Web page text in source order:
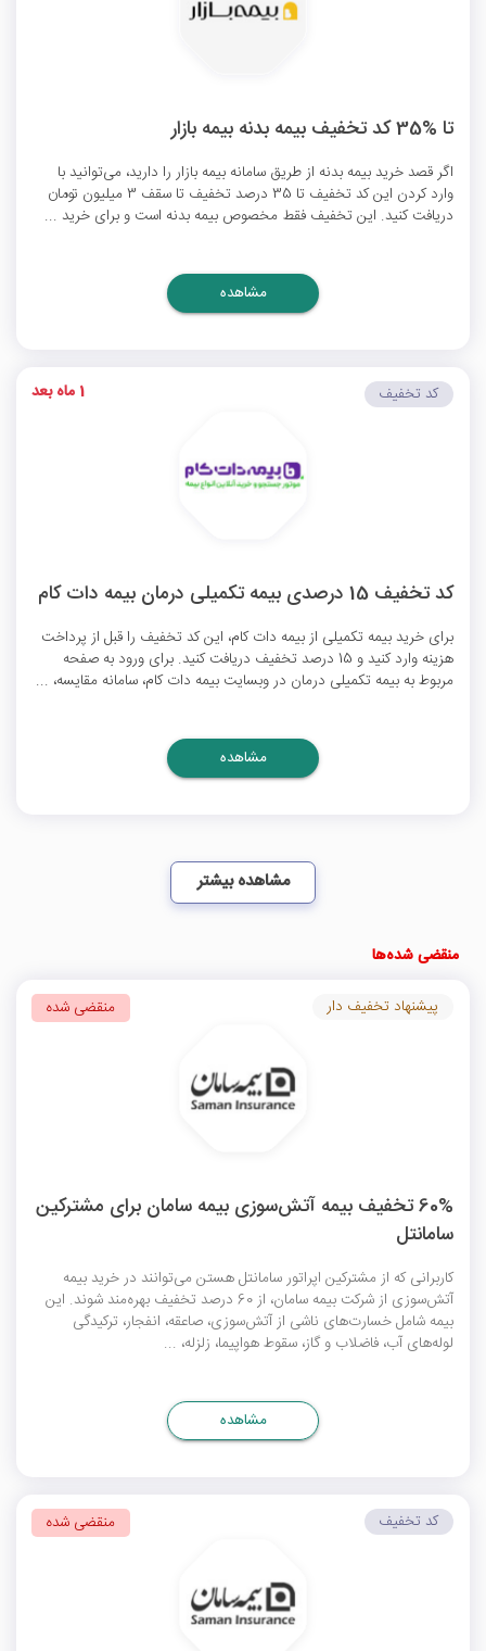
تا %35 کد تخفیف بیمه بدنه بیمه بازار
اگر قصد خرید بیمه بدنه از طریق سامانه بیمه بازار را دارید، می‌توانید با
وارد کردن این کد تخفیف تا 35 درصد تخفیف تا سقف 3 میلیون تومان
دریافت کنید. این تخفیف فقط مخصوص بیمه بدنه است و برای خرید ...
مشاهده
کد تخفیف 15 درصدی بیمه تکمیلی درمان بیمه دات کام
برای خرید بیمه تکمیلی از بیمه دات کام، این کد تخفیف را قبل از پرداخت
هزینه وارد کنید و 15 درصد تخفیف دریافت کنید. برای ورود به صفحه
مربوط به بیمه تکمیلی درمان در وبسایت بیمه دات کام، سامانه مقایسه، ...
کد تخفیف 1 ماه بعد
مشاهده
مشاهده بیشتر
منقضی شده‌ها
60% تخفیف بیمه آتش‌سوزی بیمه سامان برای مشترکین
سامانتل
کاربرانی که از مشترکین اپراتور سامانتل هستن می‌توانند در خرید بیمه
آتش‌سوزی از شرکت بیمه سامان، از 60 درصد تخفیف بهره‌مند شوند. این
بیمه شامل خسارت‌های ناشی از آتش‌سوزی، صاعقه، انفجار، ترکیدگی
لوله‌های آب، فاضلاب و گاز، سقوط هواپیما، زلزله، ...
پیشنهاد تخفیف دار منقضی شده
مشاهده
کد تخفیف منقضی شده